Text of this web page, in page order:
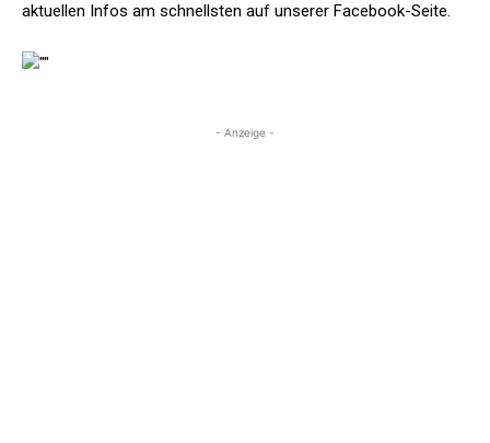
aktuellen Infos am schnellsten auf unserer Facebook-Seite.
- Anzeige -